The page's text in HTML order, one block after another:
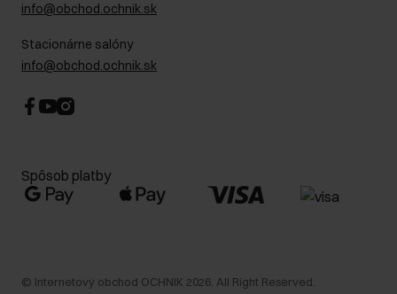
info@obchod.ochnik.sk
Stacionárne salóny
info@obchod.ochnik.sk
Spôsob platby
© Internetový obchod OCHNIK 2026 . All Right Reserved.